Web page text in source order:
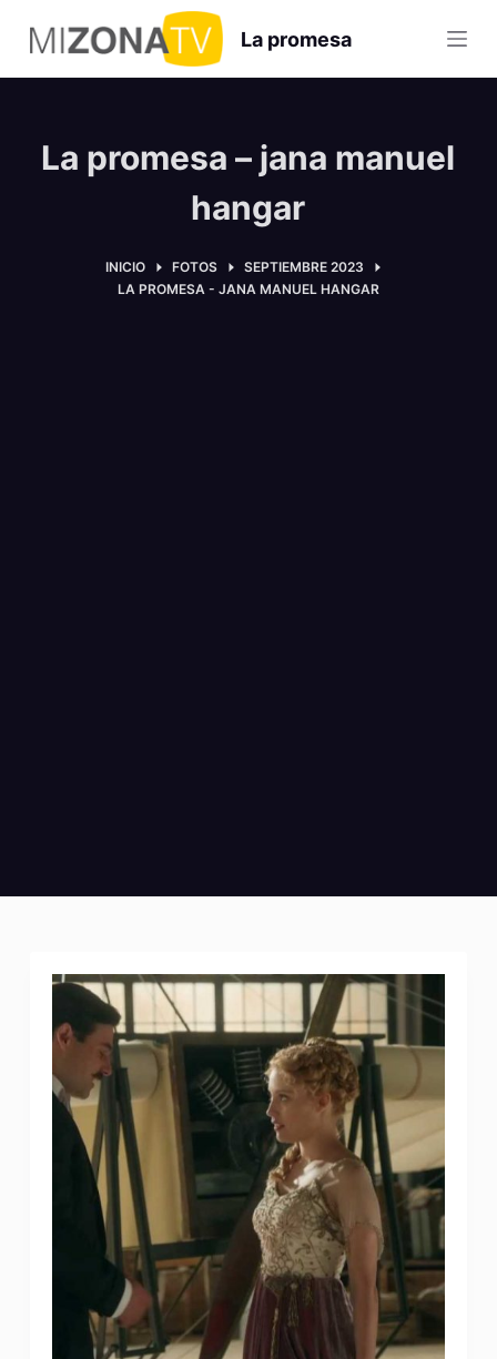
S
a
l
La promesa
La promesa – jana manuel
hangar
INICIO FOTOS
SEPTIEMBRE 2023
LA PROMESA - JANA MANUEL HANGAR